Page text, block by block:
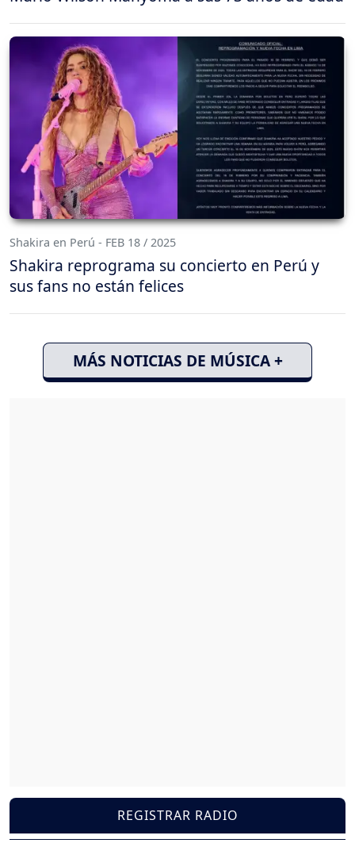
Shakira en Perú - FEB 18 / 2025
Shakira reprograma su concierto en Perú y
sus fans no están felices
MÁS NOTICIAS DE MÚSICA +
REGISTRAR RADIO